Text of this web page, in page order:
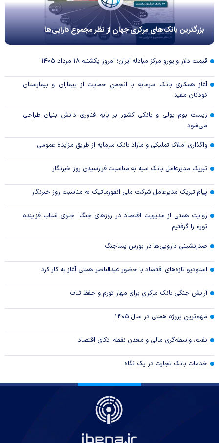
بزرگترین بانک‌های مرکزی جهان از نظر مجموع دارایی‌ها
قیمت دلار و یورو مرکز مبادله ایران؛ امروز یکشنبه ۱۸ مرداد ۱۴۰۵
آغاز همکاری بانک سرمایه با انجمن حمایت از بیماران و بیمارستان
کودکان مفید
زیست بوم پولی و بانکی کشور بر پایه فناوری دانش بنیان طراحی
می‌شود
واگذاری املاک تملیکی و مازاد بانک سرمایه از طریق مزایده عمومی
تبریک مدیرعامل بانک سپه به مناسبت فرارسیدن روز خبرنگار
پیام تبریک مدیرعامل شرکت ملی انفورماتیک به مناسبت روز خبرنگار
روایت همتی از مدیریت اقتصاد در روزهای جنگ: جلوی شتاب فزاینده
تورم را گرفتیم
صدرنشینی دارویی‌ها در بورس پساجنگ
استودیو تازه‌های اقتصاد با حضور عبدالناصر همتی آغاز به کار کرد
آرایش جنگی بانک مرکزی برای مهار تورم و حفظ ثبات
مهم‌ترین پروژه همتی در سال ۱۴۰۵
نفت، واسطه‌گری مالی و معدن نقطه اتکای اقتصاد
خدمات بانک تجارت در یک نگاه